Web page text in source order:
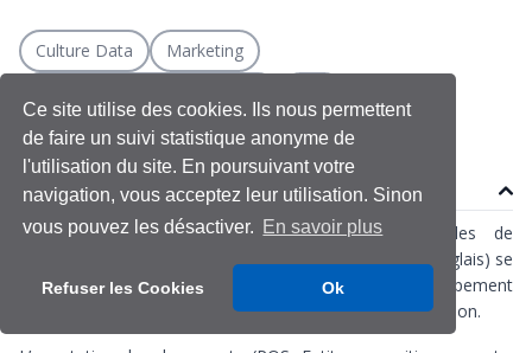
Ce site utilise des cookies. Ils nous permettent
de faire un suivi statistique anonyme de
l'utilisation du site. En poursuivant votre
navigation, vous acceptez leur utilisation. Sinon
vous pouvez les désactiver. En savoir plus
Refuser les Cookies Ok
Culture Data
Marketing
Contenu
Depuis quelques années, l’utilisation des méthodes de
traitement du langage automatique ( TAL ou NLP en anglais) se
développent dans les sciences sociales avec le développement
de nombreux outils accessibles par les langages r et python.